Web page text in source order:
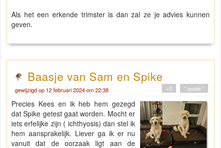
Als het een erkende trimster is dan zal ze je advies kunnen
geven.
Baasje van Sam en Spike
gewijzigd op 12 februari 2024 om 22:38 " quote "
+0
Precies Kees en ik heb hem gezegd
dat Spike getest gaat worden. Mocht er
iets erfelijke zijn ( ichthyosis) dan stel ik
hem aansprakelijk. Liever ga ik er nu
vanuit dat de oorzaak ligt aan de